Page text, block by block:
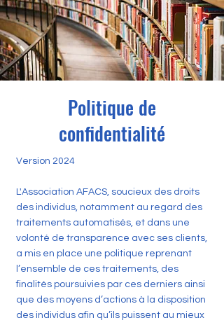
Politique de
confidentialité
Version 2024
L'Association AFACS, soucieux des droits
des individus, notamment au regard des
traitements automatisés, et dans une
volonté de transparence avec ses clients,
a mis en place une politique reprenant
l’ensemble de ces traitements, des
finalités poursuivies par ces derniers ainsi
que des moyens d’actions à la disposition
des individus afin qu’ils puissent au mieux